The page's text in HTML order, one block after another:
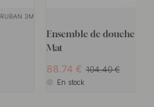
RUBAN 3M
Ensemble de douche
Mat
88.74 104.40
En stock